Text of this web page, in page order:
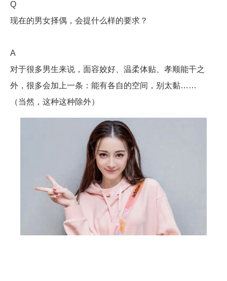
Q
现在的男女择偶，会提什么样的要求？
A
对于很多男生来说，面容姣好、温柔体贴、孝顺能干之
外，很多会加上一条：能有各自的空间，别太黏……
（当然，这种这种除外）